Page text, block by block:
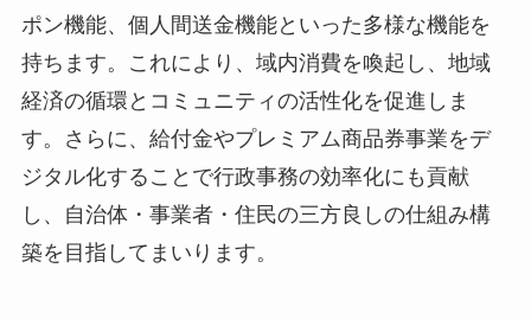
ポン機能、個人間送金機能といった多様な機能を
持ちます。これにより、域内消費を喚起し、地域
経済の循環とコミュニティの活性化を促進しま
す。さらに、給付金やプレミアム商品券事業をデ
ジタル化することで行政事務の効率化にも貢献
し、自治体・事業者・住民の三方良しの仕組み構
築を目指してまいります。